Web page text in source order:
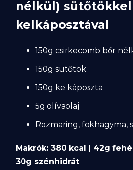
nélkül) sütőtökkel
kelkáposztával
150g csirkecomb bőr
150g sütőtök
150g kelkáposzta
5g olívaolaj
Rozmaring, fokhagyma,
Makrók: 380 kcal | 42g
30g szénhidrát